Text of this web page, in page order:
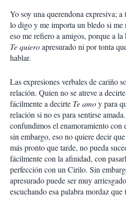
o
m
p
a
r
r
Yo soy una querendona expresiva;
lo digo y me importa un bledo si me
eso me refiero a amigos, porque a
Te quieroapresurado ni por tonta
hablar.
Las expresiones verbales de cariño
relación. Quien no se atreve a decirte
fácilmente a decirte Te amoy para
relación si no es para sentirse
confundimos el enamoramiento con
sin embargo, eso no quiere decir
más pronto que tarde, no pueda
fácilmente con la afinidad, con
perfección con un Cirilo. Sin
apresurado puede ser muy
escuchando esa palabra mordaz que